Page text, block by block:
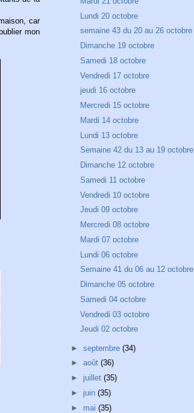
car
mon
Lundi 20 octobre
semaine 43 du 20 au 26 octobre
Dimanche 19 octobre
Samedi 18 octobre
Vendredi 17 octobre
jeudi 16 octobre
Mercredi 15 octobre
Mardi 14 octobre
Lundi 13 octobre
Semaine 42 du 13 au 19 octobre
Dimanche 12 octobre
Samedi 11 octobre
Vendredi 10 octobre
Jeudi 09 octobre
Mercredi 08 octobre
Mardi 07 octobre
Lundi 06 octobre
Semaine 41 du 06 au 12 octobre
Dimanche 05 octobre
Samedi 04 octobre
Vendredi 03 octobre
Jeudi 02 octobre
► septembre (34)
► août (36)
► juillet (35)
► juin (35)
► mai (35)